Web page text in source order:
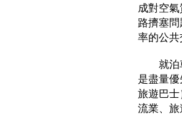
成對空
路擠塞
率的公
就泊車
是盡量
旅遊巴
流業、